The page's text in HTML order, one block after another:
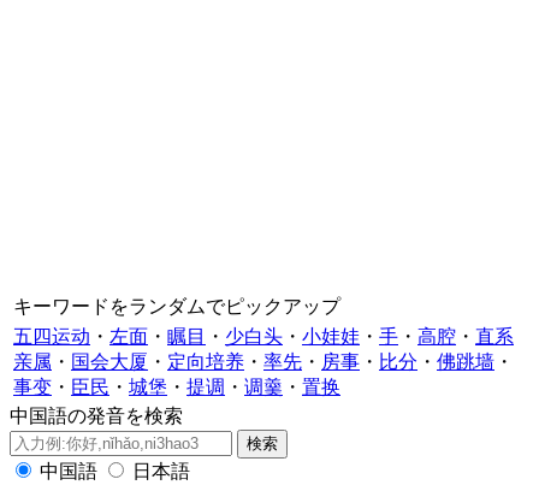
キーワードをランダムでピックアップ
五四运动 ・ 左面 ・ 瞩目 ・ 少白头 ・ 小娃娃 ・ 手 ・ 高腔 ・ 直系
亲属 ・ 国会大厦 ・ 定向培养 ・ 率先 ・ 房事 ・ 比分 ・ 佛跳墙 ・
事变 ・ 臣民 ・ 城堡 ・ 提调 ・ 调羹 ・ 置换
中国語の発音を検索
中国語 日本語